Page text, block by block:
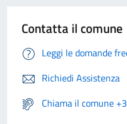
Contatta il comune
Leggi le domande
Richiedi Assistenza
Chiama il comune